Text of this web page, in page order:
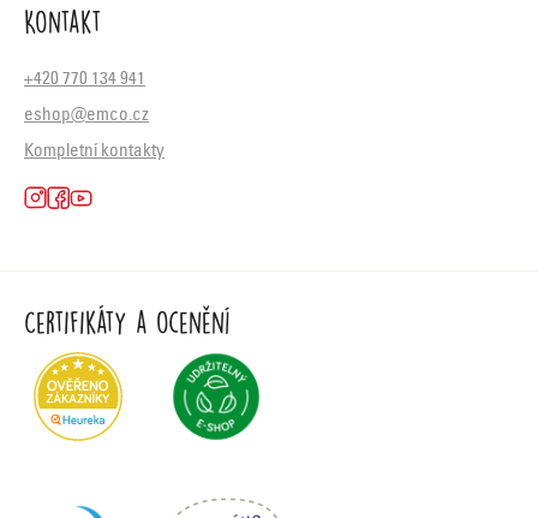
Kontakt
+420 770 134 941
eshop@emco.cz
Kompletní kontakty
Certifikáty a ocenění